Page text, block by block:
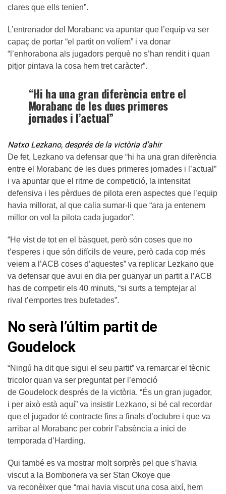
clares que ells tenien”.
L’entrenador del Morabanc va apuntar que l’equip va ser
capaç de portar “el partit on volíem” i va donar
“l’enhorabona als jugadors perquè no s’han rendit i quan
pitjor pintava la cosa hem tret caràcter”.
“Hi ha una gran diferència entre el
Morabanc de les dues primeres
jornades i l’actual”
Natxo Lezkano, després de la victòria d’ahir
De fet, Lezkano va defensar que “hi ha una gran diferència
entre el Morabanc de les dues primeres jornades i l’actual”
i va apuntar que el ritme de competició, la intensitat
defensiva i les pèrdues de pilota eren aspectes que l’equip
havia millorat, al que calia sumar-li que “ara ja entenem
millor on vol la pilota cada jugador”.
“He vist de tot en el bàsquet, però són coses que no
t’esperes i que són difícils de veure, però cada cop més
veiem a l’ACB coses d’aquestes” va replicar Lezkano que
va defensar que avui en dia per guanyar un partit a l’ACB
has de competir els 40 minuts, “si surts a temptejar al
rival t’emportes tres bufetades”.
No serà l’últim partit de
Goudelock
“Ningú ha dit que sigui el seu partit” va remarcar el tècnic
tricolor quan va ser preguntat per l’emoció
de Goudelock després de la victòria. “És un gran jugador,
i per això està aquí” va insistir Lezkano, si bé cal recordar
que el jugador té contracte fins a finals d’octubre i que va
arribar al Morabanc per cobrir l’absència a inici de
temporada d’Harding.
Qui també es va mostrar molt sorprès pel que s’havia
viscut a la Bombonera va ser Stan Okoye que
va reconèixer que “mai havia viscut una cosa així, hem